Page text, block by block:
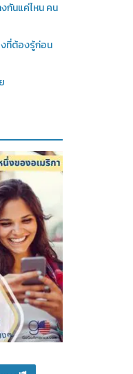
กันแค่ไหน คน
งที่ต้องรู้ก่อน